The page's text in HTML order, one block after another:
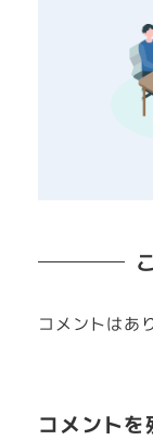
コメントはあ
コメントを